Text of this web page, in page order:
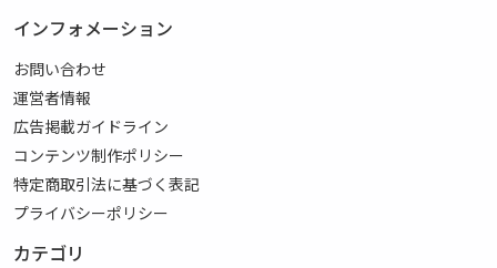
インフォメーション
お問い合わせ
運営者情報
広告掲載ガイドライン
コンテンツ制作ポリシー
特定商取引法に基づく表記
プライバシーポリシー
カテゴリ